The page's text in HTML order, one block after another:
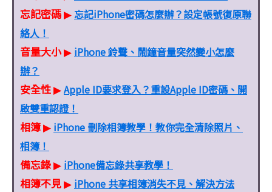
忘記密碼▶忘記iPhone密碼怎麼辦？設定帳號復原聯
絡人！
音量大小▶ iPhone 鈴聲、鬧鐘音量突然變小怎麼
辦？
安全性▶Apple ID要求登入？重設Apple ID密碼、開
啟雙重認證！
相簿▶ iPhone 刪除相簿教學！教你完全清除照片、
相簿！
備忘錄▶ iPhone備忘錄共享教學！
相簿不見▶ iPhone 共享相簿消失不見、解決方法